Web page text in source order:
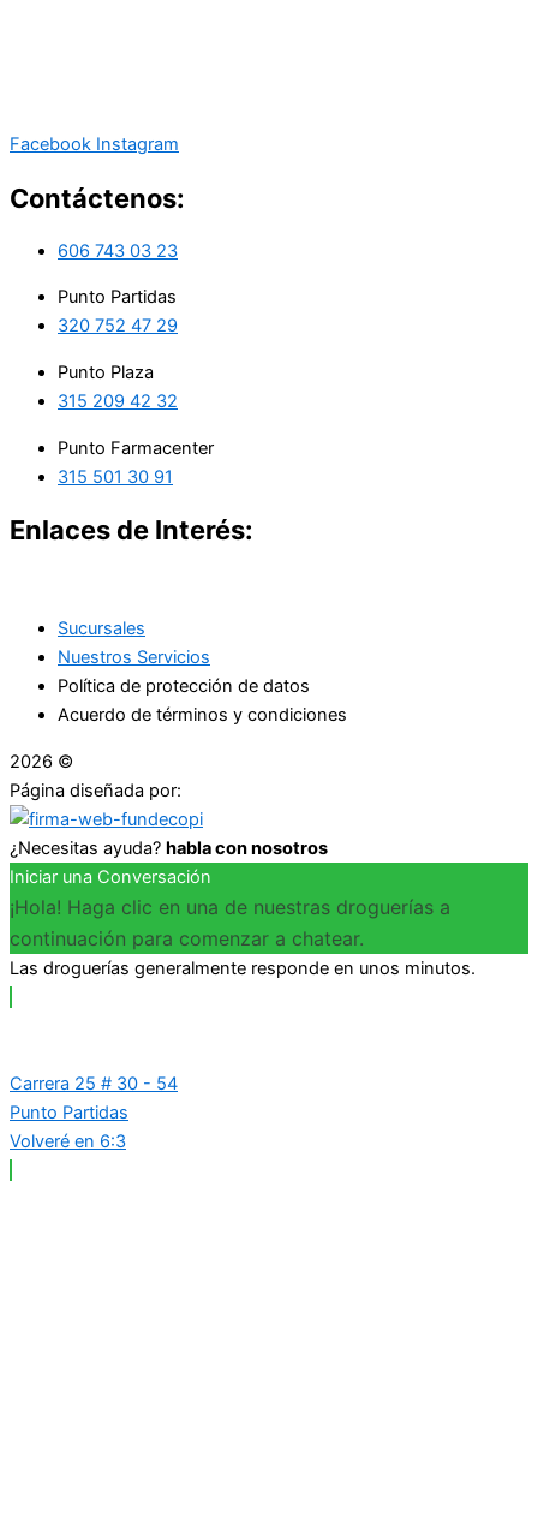
Facebook Instagram
Contáctenos:
606 743 03 23
Punto Partidas
320 752 47 29
Punto Plaza
315 209 42 32
Punto Farmacenter
315 501 30 91
Enlaces de Interés:
Sucursales
Nuestros Servicios
Política de protección de datos
Acuerdo de términos y condiciones
2026 ©
Página diseñada por:
¿Necesitas ayuda? habla con nosotros
Iniciar una Conversación
¡Hola! Haga clic en una de nuestras droguerías a
continuación para comenzar a chatear.
Las droguerías generalmente responde en unos minutos.
Carrera 25 # 30 - 54
Punto Partidas
Volveré en 6:3